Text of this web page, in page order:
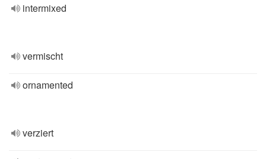
intermixed
vermischt
ornamented
verziert